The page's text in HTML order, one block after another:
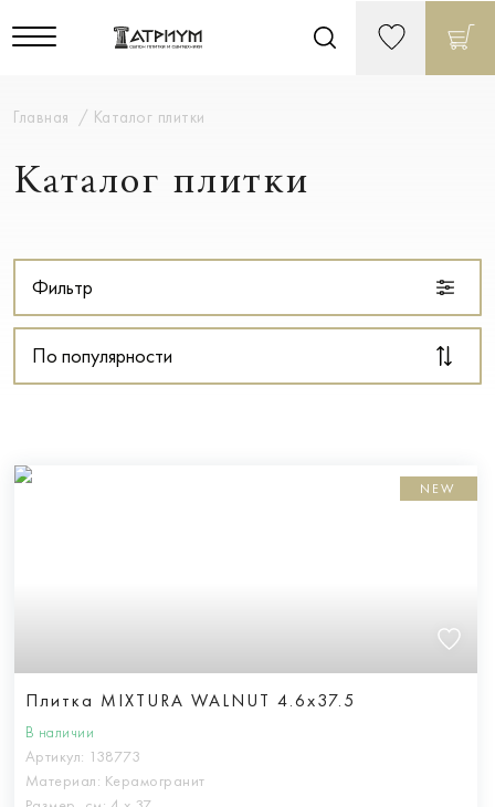
Главная Каталог плитки
Каталог плитки
Фильтр
По популярности
NEW
Плитка MIXTURA WALNUT 4.6x37.5
В наличии
Артикул: 138773
Материал: Керамогранит